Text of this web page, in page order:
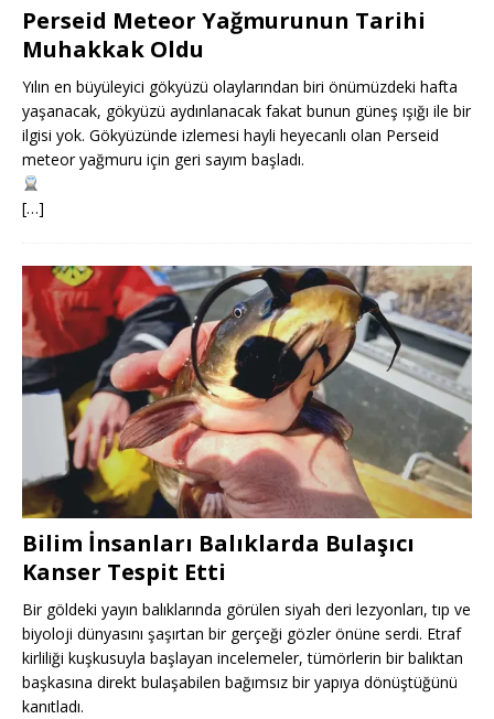
Perseid Meteor Yağmurunun Tarihi
Muhakkak Oldu
Yılın en büyüleyici gökyüzü olaylarından biri önümüzdeki hafta
yaşanacak, gökyüzü aydınlanacak fakat bunun güneş ışığı ile bir
ilgisi yok. Gökyüzünde izlemesi hayli heyecanlı olan Perseid
meteor yağmuru için geri sayım başladı.
[…]
Bilim İnsanları Balıklarda Bulaşıcı
Kanser Tespit Etti
Bir göldeki yayın balıklarında görülen siyah deri lezyonları, tıp ve
biyoloji dünyasını şaşırtan bir gerçeği gözler önüne serdi. Etraf
kirliliği kuşkusuyla başlayan incelemeler, tümörlerin bir balıktan
başkasına direkt bulaşabilen bağımsız bir yapıya dönüştüğünü
kanıtladı.